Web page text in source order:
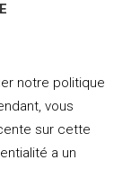
notre politique
vous
sur cette
a un